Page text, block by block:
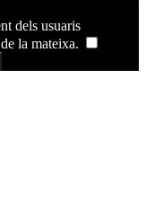
dels usuaris
la mateixa.